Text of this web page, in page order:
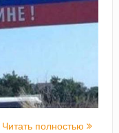
Читать полностью